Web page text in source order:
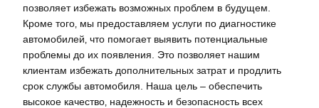
позволяет избежать возможных проблем в будущем.
Кроме того‚ мы предоставляем услуги по диагностике
автомобилей‚ что помогает выявить потенциальные
проблемы до их появления. Это позволяет нашим
клиентам избежать дополнительных затрат и продлить
срок службы автомобиля. Наша цель – обеспечить
высокое качество‚ надежность и безопасность всех